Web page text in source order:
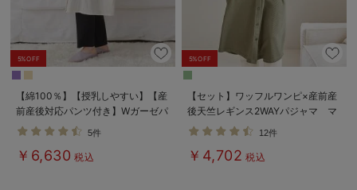
5%OFF
【綿100％】【授乳しやすい】【産
前産後対応パンツ付き】Wガーゼパ
ジャマ＆産前産後レギンス
5件
￥6,630 税込
5%OFF
【セット】ワッフルワンピ×産前産
後天竺レギンス2WAYパジャマ マ
タニティ・授乳服
12件
￥4,702 税込